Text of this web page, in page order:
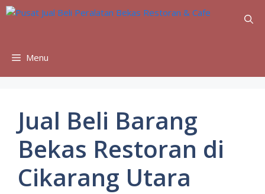
Skip
Menu
Jual Beli Barang
Bekas Restoran di
Cikarang Utara